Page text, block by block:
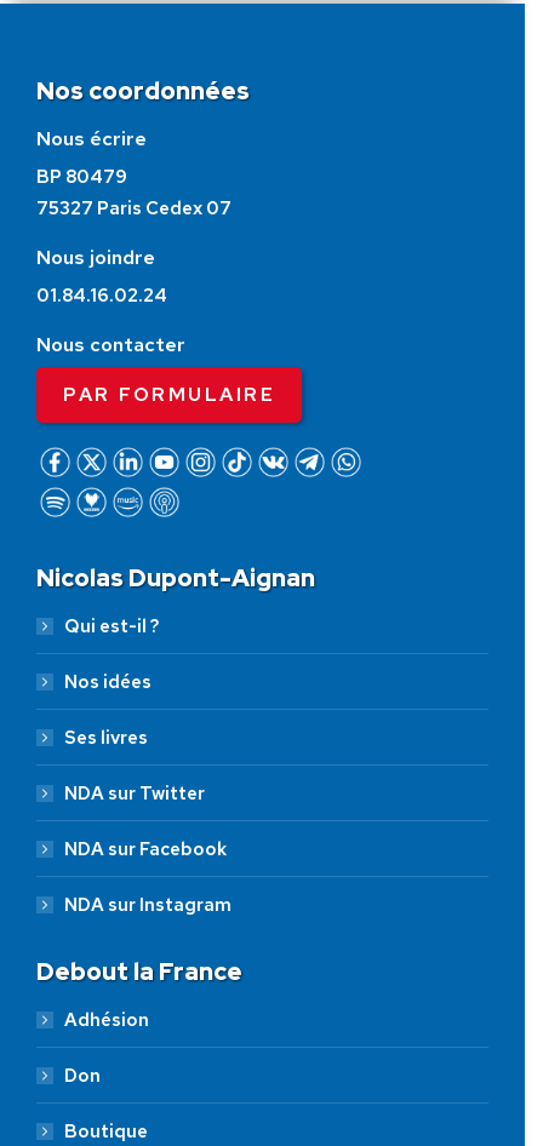
Nos coordonnées
Nous écrire
BP 80479
75327 Paris Cedex 07
Nous joindre
01.84.16.02.24
Nous contacter
PAR FORMULAIRE
Nicolas Dupont-Aignan
Qui est-il ?
Nos idées
Ses livres
NDA sur Twitter
NDA sur Facebook
NDA sur Instagram
Debout la France
Adhésion
Don
Boutique